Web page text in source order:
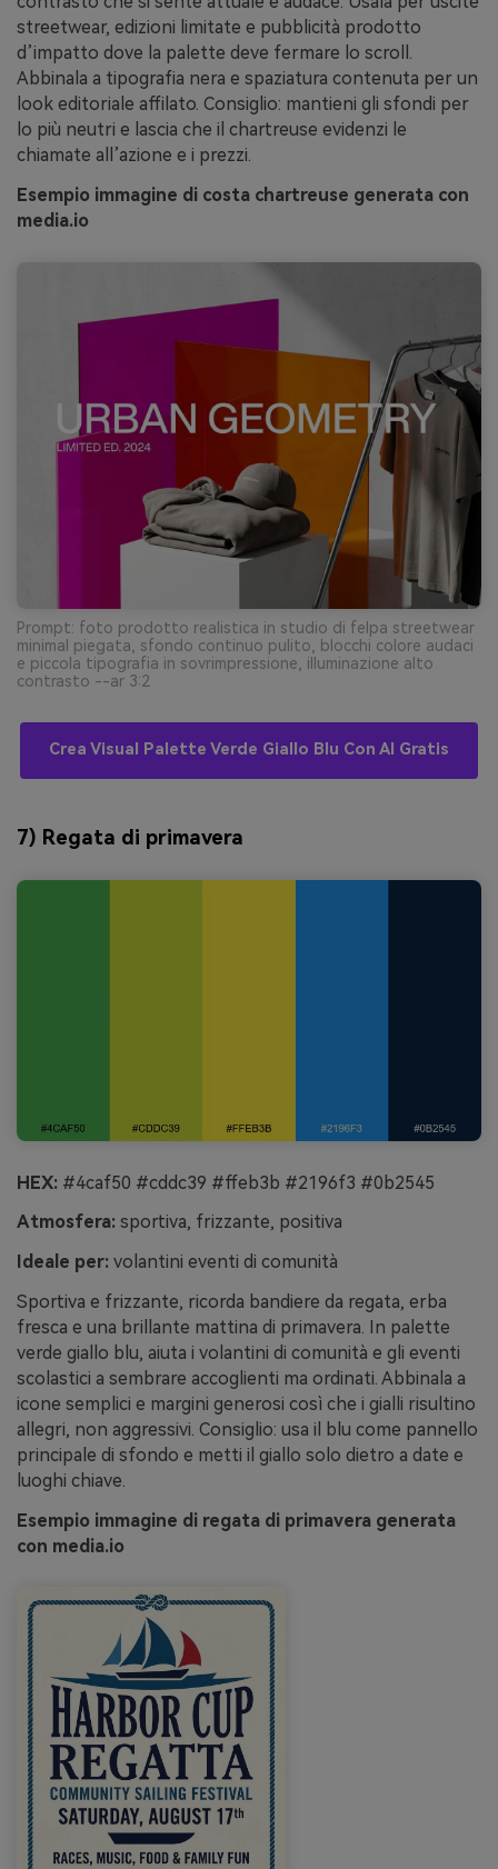
streetwear, edizioni limitate e pubblicità prodotto
d’impatto dove la palette deve fermare lo scroll.
Abbinala a tipografia nera e spaziatura contenuta per un
look editoriale affilato. Consiglio: mantieni gli sfondi per
lo più neutri e lascia che il chartreuse evidenzi le
chiamate all’azione e i prezzi.
Esempio immagine di costa chartreuse generata con
media.io
Prompt: foto prodotto realistica in studio di felpa streetwear
minimal piegata, sfondo continuo pulito, blocchi colore audaci
e piccola tipografia in sovrimpressione, illuminazione alto
contrasto --ar 3:2
Crea Visual Palette Verde Giallo Blu Con AI Gratis
7) Regata di primavera
HEX: #4caf50 #cddc39 #ffeb3b #2196f3 #0b2545
Atmosfera: sportiva, frizzante, positiva
Ideale per: volantini eventi di comunità
Sportiva e frizzante, ricorda bandiere da regata, erba
fresca e una brillante mattina di primavera. In palette
verde giallo blu, aiuta i volantini di comunità e gli eventi
scolastici a sembrare accoglienti ma ordinati. Abbinala a
icone semplici e margini generosi così che i gialli risultino
allegri, non aggressivi. Consiglio: usa il blu come pannello
principale di sfondo e metti il giallo solo dietro a date e
luoghi chiave.
Esempio immagine di regata di primavera generata
con media.io